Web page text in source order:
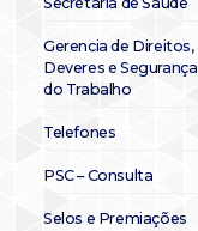
Gerencia de Direitos,
Deveres e Segurança
do Trabalho
Telefones
PSC – Consulta
Selos e Premiações